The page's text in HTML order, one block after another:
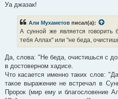
о
Уа джазак!
Али Мухаметов писал(а):
А сунной же является говорить
тебя Аллах" или "не беда,
Да, слова: "Не беда, очистишься с
в достоверном хадисе.
Что касается именно таких слов:
такое выражение не встречал в
Пророк (мир ему и благословение